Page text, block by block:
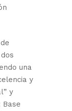
una
y
y
Base